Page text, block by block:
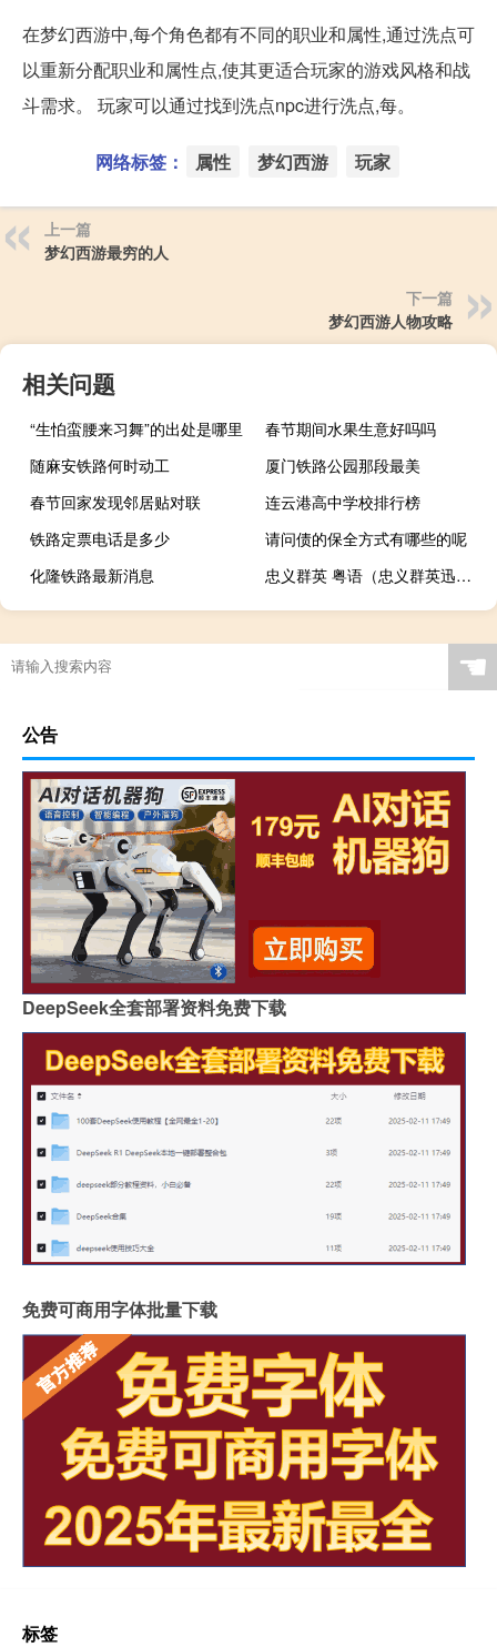
在梦幻西游中,每个角色都有不同的职业和属性,通过洗点可
以重新分配职业和属性点,使其更适合玩家的游戏风格和战
斗需求。 玩家可以通过找到洗点npc进行洗点,每。
网络标签： 属性 梦幻西游 玩家
上一篇
梦幻西游最穷的人
下一篇
梦幻西游人物攻略
相关问题
“生怕蛮腰来习舞”的出处是哪里
春节期间水果生意好吗吗
随麻安铁路何时动工
厦门铁路公园那段最美
春节回家发现邻居贴对联
连云港高中学校排行榜
铁路定票电话是多少
请问债的保全方式有哪些的呢
化隆铁路最新消息
忠义群英 粤语（忠义群英迅雷下载）
☚
公告
DeepSeek全套部署资料免费下载
免费可商用字体批量下载
标签